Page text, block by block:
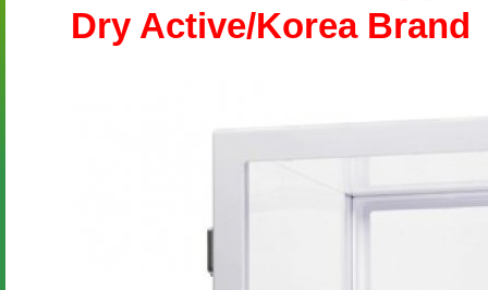
Dry Active/Korea Brand